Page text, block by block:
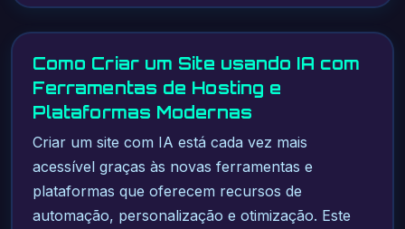
Como Criar um Site usando IA com
Ferramentas de Hosting e
Plataformas Modernas
Criar um site com IA está cada vez mais
acessível graças às novas ferramentas e
plataformas que oferecem recursos de
automação, personalização e otimização. Este